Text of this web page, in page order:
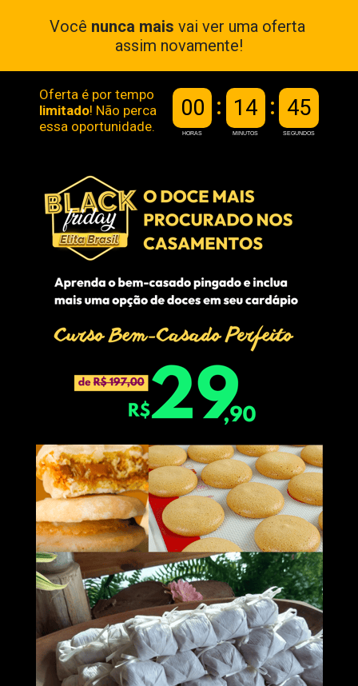
Você nunca mais vai ver uma oferta
assim novamente!
HORAS MINUTOS SEGUNDOS
00 14 44
limitado! Não perca
essa oportunidade.